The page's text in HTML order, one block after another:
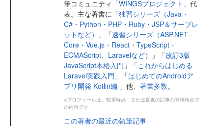
筆コミュニティ「WINGSプロジェクト 」代
表。主な著書に「独習シリーズ（Java・
C#・Python・PHP・Ruby・JSP＆サーブレ
ットなど）
」「速習シリーズ（ASP.NET
Core・Vue.js・React・TypeScript・
ECMAScript、Laravelなど）
」「改訂3版
JavaScript本格入門 」「これからはじめる
Laravel実践入門 」「はじめてのAndroidア
プリ開発 Kotlin編 」他、 著書多数。
※プロフィールは、執筆時点、または直近の記事の寄稿時点で
の内容です
この著者の最近の執筆記事